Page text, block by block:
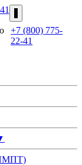
+7 (800) 775-
22-41